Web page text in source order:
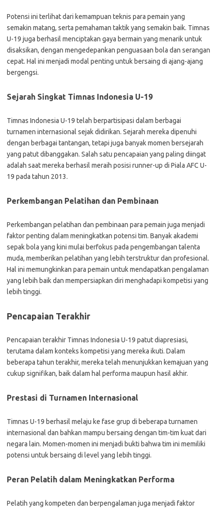
Potensi ini terlihat dari kemampuan teknis para pemain yang
semakin matang, serta pemahaman taktik yang semakin baik. Timnas
U-19 juga berhasil menciptakan gaya bermain yang menarik untuk
disaksikan, dengan mengedepankan penguasaan bola dan serangan
cepat. Hal ini menjadi modal penting untuk bersaing di ajang-ajang
bergengsi.
Sejarah Singkat Timnas Indonesia U-19
Timnas Indonesia U-19 telah berpartisipasi dalam berbagai
turnamen internasional sejak didirikan. Sejarah mereka dipenuhi
dengan berbagai tantangan, tetapi juga banyak momen bersejarah
yang patut dibanggakan. Salah satu pencapaian yang paling diingat
adalah saat mereka berhasil meraih posisi runner-up di Piala AFC U-
19 pada tahun 2013.
Perkembangan Pelatihan dan Pembinaan
Perkembangan pelatihan dan pembinaan para pemain juga menjadi
faktor penting dalam meningkatkan potensi tim. Banyak akademi
sepak bola yang kini mulai berfokus pada pengembangan talenta
muda, memberikan pelatihan yang lebih terstruktur dan profesional.
Hal ini memungkinkan para pemain untuk mendapatkan pengalaman
yang lebih baik dan mempersiapkan diri menghadapi kompetisi yang
lebih tinggi.
Pencapaian Terakhir
Pencapaian terakhir Timnas Indonesia U-19 patut diapresiasi,
terutama dalam konteks kompetisi yang mereka ikuti. Dalam
beberapa tahun terakhir, mereka telah menunjukkan kemajuan yang
cukup signifikan, baik dalam hal performa maupun hasil akhir.
Prestasi di Turnamen Internasional
Timnas U-19 berhasil melaju ke fase grup di beberapa turnamen
internasional dan bahkan mampu bersaing dengan tim-tim kuat dari
negara lain. Momen-momen ini menjadi bukti bahwa tim ini memiliki
potensi untuk bersaing di level yang lebih tinggi.
Peran Pelatih dalam Meningkatkan Performa
Pelatih yang kompeten dan berpengalaman juga menjadi faktor